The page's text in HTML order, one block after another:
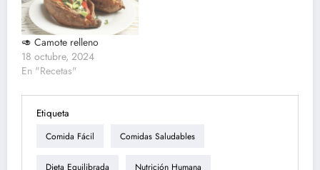
🥑 Camote relleno
18 octubre, 2024
En "Recetas"
Etiqueta
Comida Fácil Comidas Saludables
Dieta Equilibrada Nutrición Humana